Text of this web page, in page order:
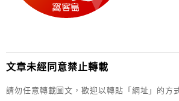
文章未經同意禁止轉載
請勿任意轉載圖文，歡迎以轉貼「網址」的方